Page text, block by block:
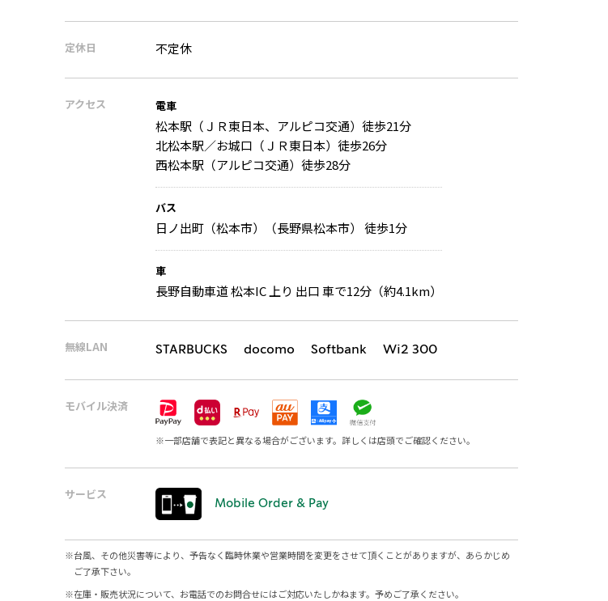
定休日 不定休
アクセス 電車
松本駅（ＪＲ東日本、アルピコ交通）徒歩21分
北松本駅／お城口（ＪＲ東日本）徒歩26分
西松本駅（アルピコ交通）徒歩28分
バス
日ノ出町（松本市）（長野県松本市） 徒歩1分
車
長野自動車道 松本IC 上り 出口 車で12分（約4.1km）
無線LAN STARBUCKS docomo Softbank Wi2 300
モバイル決済
※一部店舗で表記と異なる場合がございます。詳しくは店頭でご確認ください。
サービス
Mobile Order & Pay
※台風、その他災害等により、予告なく臨時休業や営業時間を変更をさせて頂くことがありますが、あらかじめ
ご了承下さい。
※在庫・販売状況について、お電話でのお問合せにはご対応いたしかねます。予めご了承ください。